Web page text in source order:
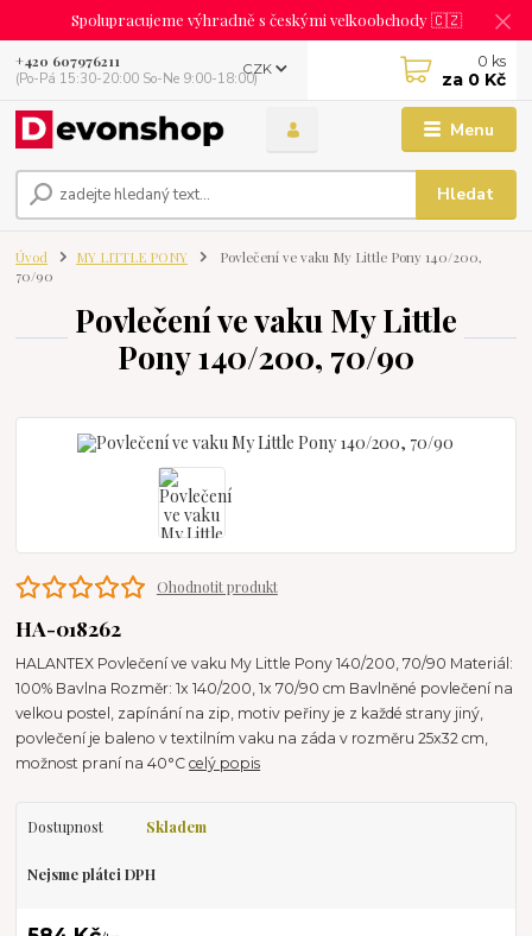
Spolupracujeme výhradně s českými velkoobchody 🇨🇿
Menu
CZK
Hledat
+420 607976211
(Po-Pá 15:30-20:00 So-Ne 9:00-18:00)
0 ks
za 0 Kč
Úvod MY LITTLE PONY
Povlečení ve vaku My Little Pony 140/200,
70/90
Povlečení ve vaku My Little
Pony 140/200, 70/90
Ohodnotit produkt
HA-018262
HALANTEX Povlečení ve vaku My Little Pony 140/200, 70/90 Materiál:
100% Bavlna Rozměr: 1x 140/200, 1x 70/90 cm Bavlněné povlečení na
velkou postel, zapínání na zip, motiv peřiny je z každé strany jiný,
povlečení je baleno v textilním vaku na záda v rozměru 25x32 cm,
možnost praní na 40°Ccelý popis
Dostupnost Skladem
Nejsme plátci DPH